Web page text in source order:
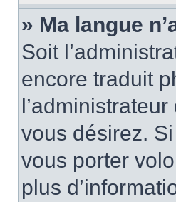
» Ma langue
Soit
encore traduit
vous désirez.
vous porter
plus